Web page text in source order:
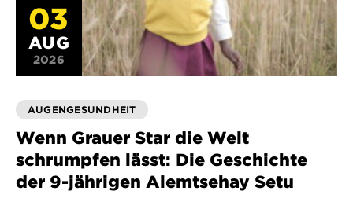
03
AUG
2026
AUGENGESUNDHEIT
Wenn Grauer Star die Welt
schrumpfen lässt: Die Geschichte
der 9-jährigen Alemtsehay Setu